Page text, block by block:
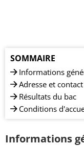
SOMMAIRE
Informations
Adresse et contact
Résultats du bac
Conditions
Informations